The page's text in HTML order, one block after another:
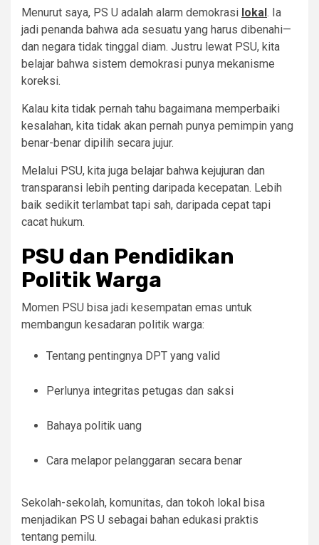
Menurut saya, PS U adalah alarm demokrasi lokal . Ia
jadi penanda bahwa ada sesuatu yang harus dibenahi—
dan negara tidak tinggal diam. Justru lewat PSU, kita
belajar bahwa sistem demokrasi punya mekanisme
koreksi.
Kalau kita tidak pernah tahu bagaimana memperbaiki
kesalahan, kita tidak akan pernah punya pemimpin yang
benar-benar dipilih secara jujur.
Melalui PSU, kita juga belajar bahwa kejujuran dan
transparansi lebih penting daripada kecepatan. Lebih
baik sedikit terlambat tapi sah, daripada cepat tapi
cacat hukum.
PSU dan Pendidikan
Politik Warga
Momen PSU bisa jadi kesempatan emas untuk
membangun kesadaran politik warga:
Tentang pentingnya DPT yang valid
Perlunya integritas petugas dan saksi
Bahaya politik uang
Cara melapor pelanggaran secara benar
Sekolah-sekolah, komunitas, dan tokoh lokal bisa
menjadikan PS U sebagai bahan edukasi praktis
tentang pemilu.